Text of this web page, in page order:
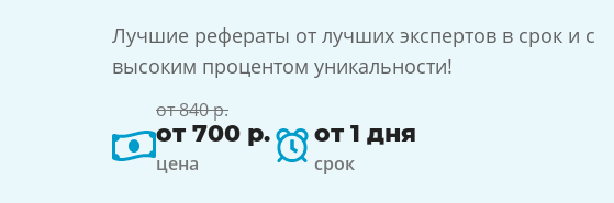
Лучшие рефераты от лучших экспертов в срок и с
высоким процентом уникальности!
от 840 р.
от 700 р.
цена
от 1 дня
срок